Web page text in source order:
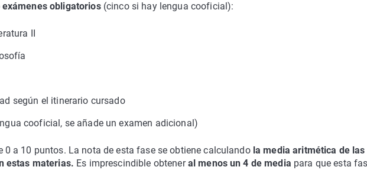
obligatorios(cinco si hay lengua cooficial):
II
según el itinerario cursado
cooficial, se añade un examen adicional)
0 a 10 puntos. La nota de esta fase se obtiene calculandola media aritmética de las
estas materias. Es imprescindible obteneral menos un 4 de media para que esta